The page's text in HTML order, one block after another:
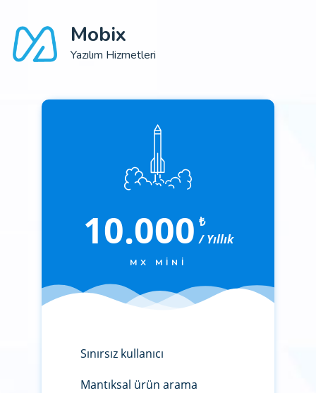
Mobix
Yazılım Hizmetleri
10.000 ₺
/ Yıllık
MX MINI
Sınırsız kullanıcı
Mantıksal ürün arama